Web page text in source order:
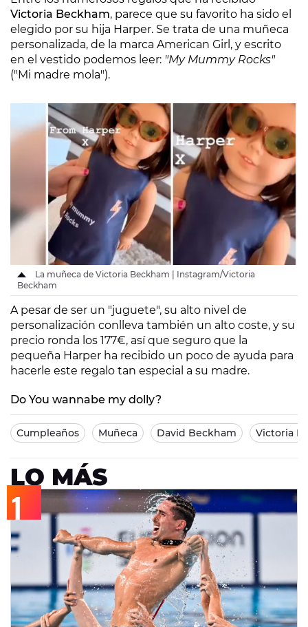
Victoria Beckham, parece que su favorito ha sido el
elegido por su hija Harper. Se trata de una muñeca
personalizada, de la marca American Girl, y escrito
en el vestido podemos leer: "My Mummy Rocks"
("Mi madre mola").
La muñeca de Victoria Beckham | Instagram/Victoria
Beckham
A pesar de ser un "juguete", su alto nivel de
personalización conlleva también un alto coste, y su
precio ronda los 177€, así que seguro que la
pequeña Harper ha recibido un poco de ayuda para
hacerle este regalo tan especial a su madre.
Do You wannabe my dolly?
Cumpleaños Muñeca David Beckham Victoria
LO MÁS